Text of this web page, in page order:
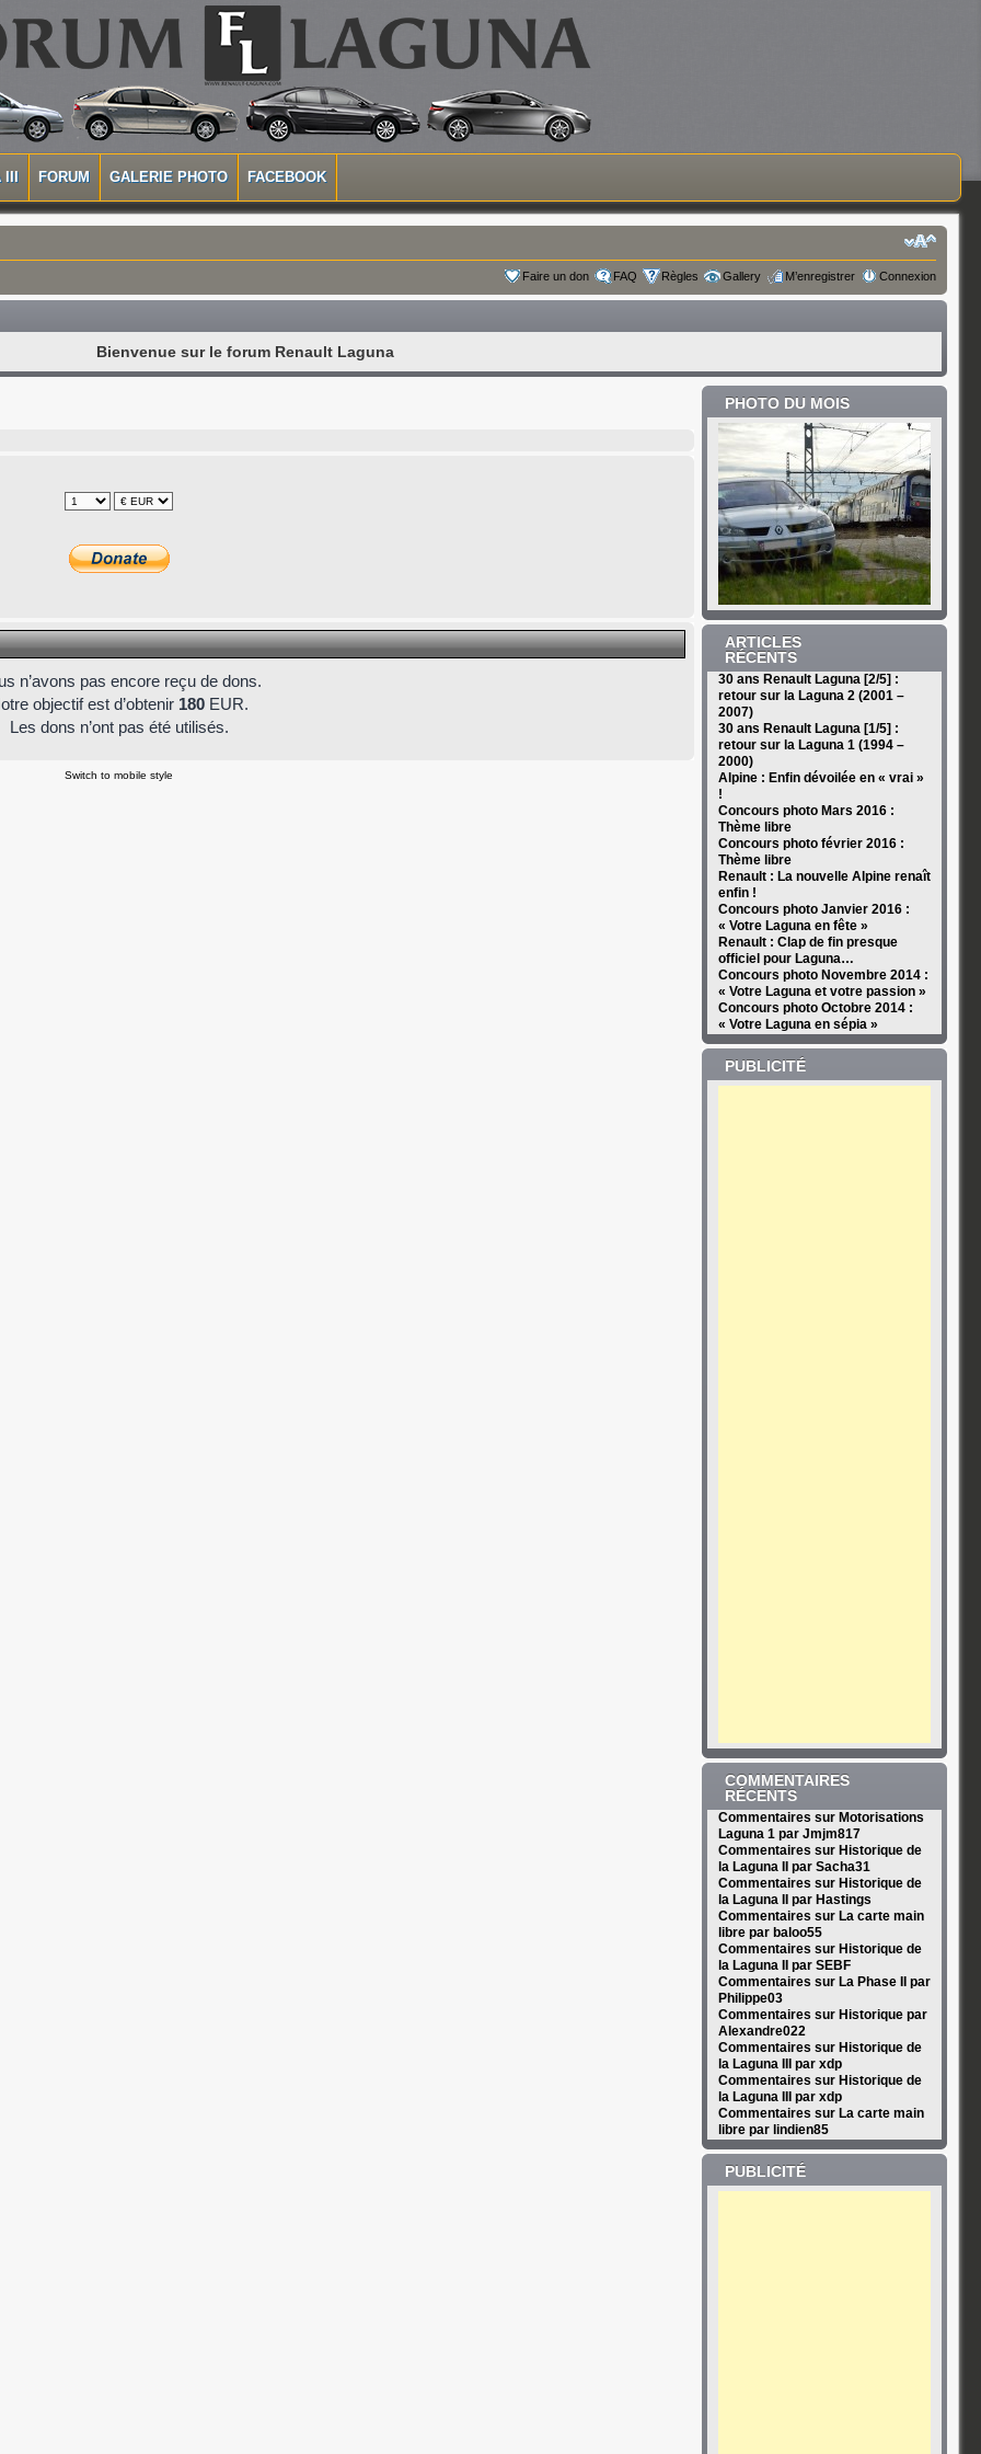
III FORUM GALERIE PHOTO FACEBOOK
Faire un don FAQ Règles Gallery M’enregistrer Connexion
Bienvenue sur le forum Renault Laguna
n’avons pas encore reçu de dons.
objectif est d’obtenir 180 EUR.
Les dons n’ont pas été utilisés.
Switch to mobile style
PHOTO DU MOIS
ARTICLES
RÉCENTS
30 ans Renault Laguna [2/5] :
retour sur la Laguna 2 (2001 –
2007)
30 ans Renault Laguna [1/5] :
retour sur la Laguna 1 (1994 –
2000)
Alpine : Enfin dévoilée en « vrai »
!
Concours photo Mars 2016 :
Thème libre
Concours photo février 2016 :
Thème libre
Renault : La nouvelle Alpine renaît
enfin !
Concours photo Janvier 2016 :
« Votre Laguna en fête »
Renault : Clap de fin presque
officiel pour Laguna…
Concours photo Novembre 2014 :
« Votre Laguna et votre passion »
Concours photo Octobre 2014 :
« Votre Laguna en sépia »
PUBLICITÉ
COMMENTAIRES
RÉCENTS
Commentaires sur Motorisations
Laguna 1 par Jmjm817
Commentaires sur Historique de
la Laguna II par Sacha31
Commentaires sur Historique de
la Laguna II par Hastings
Commentaires sur La carte main
libre par baloo55
Commentaires sur Historique de
la Laguna II par SEBF
Commentaires sur La Phase II par
Philippe03
Commentaires sur Historique par
Alexandre022
Commentaires sur Historique de
la Laguna III par xdp
Commentaires sur Historique de
la Laguna III par xdp
Commentaires sur La carte main
libre par lindien85
PUBLICITÉ